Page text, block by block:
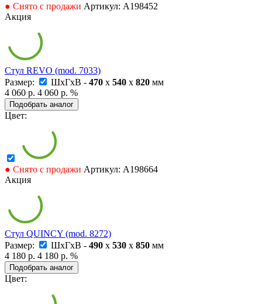
● Снято с продажи Артикул: А198452
Акция
Стул REVO (mod. 7033)
Размер:
ШxГxВ - 470 x 540 x 820 мм
4 060 р. 4 060 р. %
Подобрать аналог
Цвет:
● Снято с продажи Артикул: А198664
Акция
Стул QUINCY (mod. 8272)
Размер:
ШxГxВ - 490 x 530 x 850 мм
4 180 р. 4 180 р. %
Подобрать аналог
Цвет: